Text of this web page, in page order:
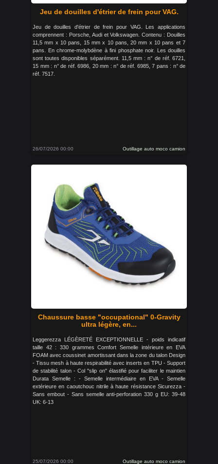
Jeu de douilles d'étrier de frein pour VAG.
Jeu de douilles d'étrier de frein pour VAG. Les applications
comprennent : Porsche, Audi et Volkswagen. Contenu : Douilles
11,5 mm x 10 pans, 15 mm x 10 pans, 20 mm x 10 pans et 7
pans. En chrome-molybdène à fini phosphate noir. Les douilles
sont toutes disponibles séparément. 11,5 mm : n° de réf. 6721,
15 mm : n° de réf. 6986, 20 mm : n° de réf. 6985, 7 pans : n° de
réf. 7517.
26/07/2026 00:00 Outillage auto moco camion
Chaussure basse "occupational" 0-Gravity
ultra légère, en...
Leggerezza LÉGÈRETÉ EXCEPTIONNELLE - poids indicatif
taille 42 : 330 grammes Comfort Semelle intérieure en EVA
FOAM avec coussinet amortissant dans la zone du talon Design
- Tissu mesh à haute respirabilité avec inserts en TPU - Support
de stabilité talon - Col "slip on" élastifié pour faciliter le maintien
Durata Semelle : - Semelle intermédiaire en EVA - Semelle
extérieure en caoutchouc nitrile à haute résistance Sicurezza -
Sans embout - Sans semelle anti-perforation 330 g EU: 39-48
UK: 6-13
25/07/2026 00:00 Outillage auto moco camion